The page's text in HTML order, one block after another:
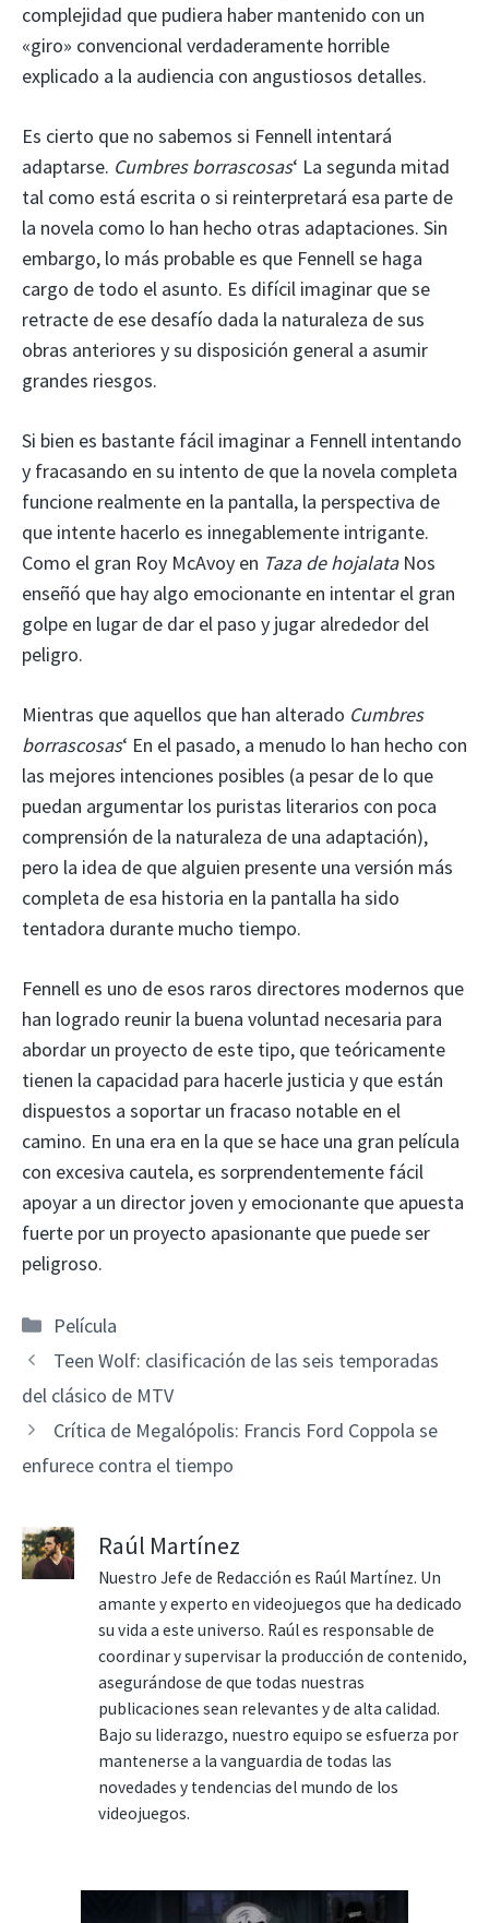
complejidad que pudiera haber mantenido con un
«giro» convencional verdaderamente horrible
explicado a la audiencia con angustiosos detalles.
Es cierto que no sabemos si Fennell intentará
adaptarse. Cumbres borrascosas‘ La segunda mitad
tal como está escrita o si reinterpretará esa parte de
la novela como lo han hecho otras adaptaciones. Sin
embargo, lo más probable es que Fennell se haga
cargo de todo el asunto. Es difícil imaginar que se
retracte de ese desafío dada la naturaleza de sus
obras anteriores y su disposición general a asumir
grandes riesgos.
Si bien es bastante fácil imaginar a Fennell intentando
y fracasando en su intento de que la novela completa
funcione realmente en la pantalla, la perspectiva de
que intente hacerlo es innegablemente intrigante.
Como el gran Roy McAvoy en Taza de hojalataNos
enseñó que hay algo emocionante en intentar el gran
golpe en lugar de dar el paso y jugar alrededor del
peligro.
Mientras que aquellos que han alterado Cumbres
borrascosas‘ En el pasado, a menudo lo han hecho con
las mejores intenciones posibles (a pesar de lo que
puedan argumentar los puristas literarios con poca
comprensión de la naturaleza de una adaptación),
pero la idea de que alguien presente una versión más
completa de esa historia en la pantalla ha sido
tentadora durante mucho tiempo.
Fennell es uno de esos raros directores modernos que
han logrado reunir la buena voluntad necesaria para
abordar un proyecto de este tipo, que teóricamente
tienen la capacidad para hacerle justicia y que están
dispuestos a soportar un fracaso notable en el
camino. En una era en la que se hace una gran película
con excesiva cautela, es sorprendentemente fácil
apoyar a un director joven y emocionante que apuesta
fuerte por un proyecto apasionante que puede ser
peligroso.
Categorías
Película
Teen Wolf: clasificación de las seis temporadas
del clásico de MTV
Crítica de Megalópolis: Francis Ford Coppola se
enfurece contra el tiempo
Raúl Martínez
Nuestro Jefe de Redacción es Raúl Martínez. Un
amante y experto en videojuegos que ha dedicado
su vida a este universo. Raúl es responsable de
coordinar y supervisar la producción de contenido,
asegurándose de que todas nuestras
publicaciones sean relevantes y de alta calidad.
Bajo su liderazgo, nuestro equipo se esfuerza por
mantenerse a la vanguardia de todas las
novedades y tendencias del mundo de los
videojuegos.